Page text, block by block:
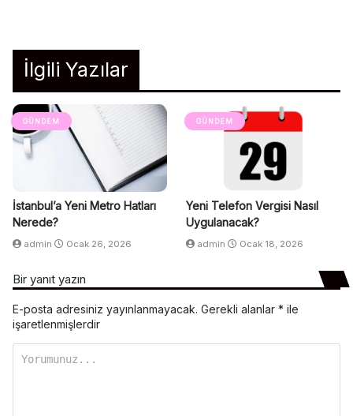
İlgili Yazılar
GÜNDEM
İstanbul’a Yeni Metro Hatları
Nerede?
admin Ocak 26, 2026
GÜNDEM
Yeni Telefon Vergisi Nasıl
Uygulanacak?
admin Ocak 18, 2026
Bir yanıt yazın
E-posta adresiniz yayınlanmayacak. Gerekli alanlar * ile
işaretlenmişlerdir